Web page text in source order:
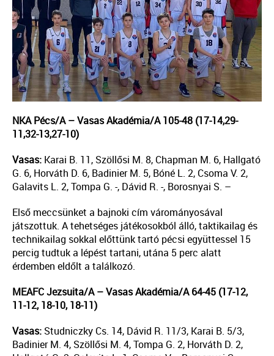
NKA Pécs/A – Vasas Akadémia/A 105-48 (17-14,29-
11,32-13,27-10)
Vasas: Karai B. 11, Szöllősi M. 8, Chapman M. 6, Hallgató
G. 6, Horváth D. 6, Badinier M. 5, Bóné L. 2, Csoma V. 2,
Galavits L. 2, Tompa G. -, Dávid R. -, Borosnyai S. –
Első meccsünket a bajnoki cím várományosával
játszottuk. A tehetséges játékosokból álló, taktikailag és
technikailag sokkal előttünk tartó pécsi együttessel 15
percig tudtuk a lépést tartani, utána 5 perc alatt
érdemben eldőlt a találkozó.
MEAFC Jezsuita/A – Vasas Akadémia/A 64-45 (17-12,
11-12, 18-10, 18-11)
Vasas: Studniczky Cs. 14, Dávid R. 11/3, Karai B. 5/3,
Badinier M. 4, Szöllősi M. 4, Tompa G. 2, Horváth D. 2,